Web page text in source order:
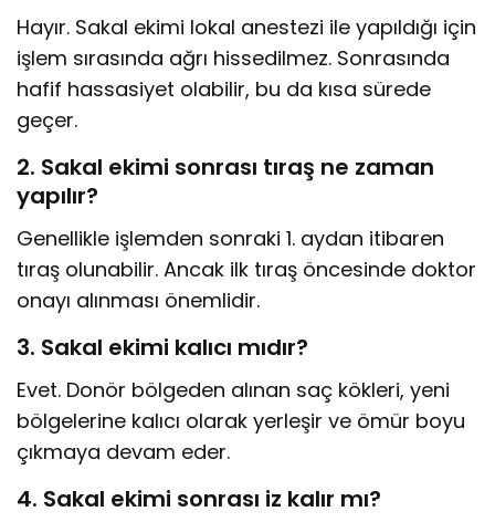
Hayır. Sakal ekimi lokal anestezi ile yapıldığı için
işlem sırasında ağrı hissedilmez. Sonrasında
hafif hassasiyet olabilir, bu da kısa sürede
geçer.
2. Sakal ekimi sonrası tıraş ne zaman
yapılır?
Genellikle işlemden sonraki 1. aydan itibaren
tıraş olunabilir. Ancak ilk tıraş öncesinde doktor
onayı alınması önemlidir.
3. Sakal ekimi kalıcı mıdır?
Evet. Donör bölgeden alınan saç kökleri, yeni
bölgelerine kalıcı olarak yerleşir ve ömür boyu
çıkmaya devam eder.
4. Sakal ekimi sonrası iz kalır mı?